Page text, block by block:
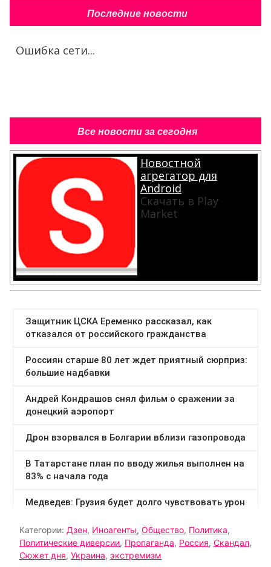
Последние новости
Ошибка сети...
Все новости за сегодня
Новостной
агрегатор для
Android
Скачать в Play
Market
Категории: Дзен, Иноагенты, Общество, Политика,
Политические диверсии, Пропаганда, Россия, Скандал,
Сюжет дня, Украина, экстремизм